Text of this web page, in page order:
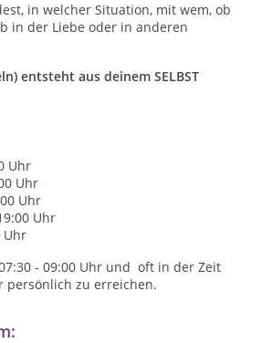
in welcher Situation, mit wem, ob
in der Liebe oder in anderen
entsteht aus deinem SELBST
Uhr
Uhr
Uhr
Uhr
Uhr
- 09:00 Uhr und oft in der Zeit
persönlich zu erreichen.